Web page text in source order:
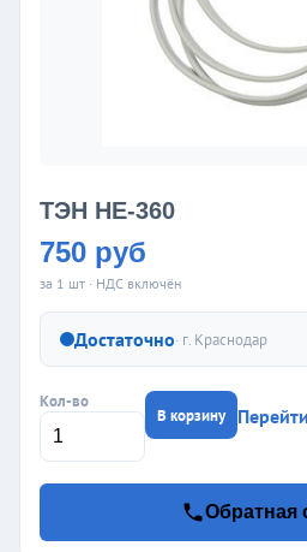
ТЭН HE-360
750 руб
за 1 шт · НДС включён
Достаточно· г. Краснодар
Кол-во
В корзину
Обратная